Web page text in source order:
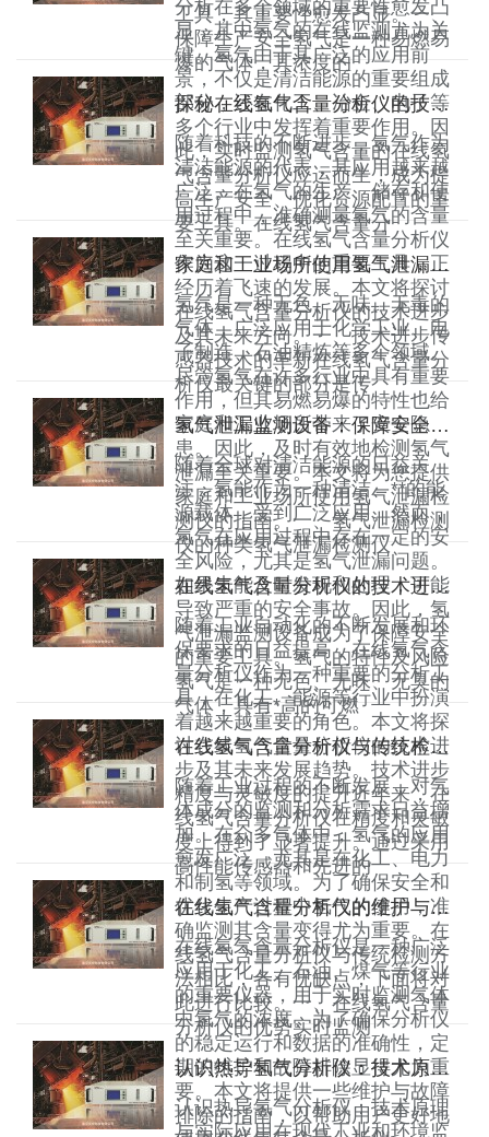
工具，其重要性愈发凸显。一、
保障生产安全氢气是一种易燃易
爆的气体，其浓度的
分析在多个领域的重要性愈发凸
显，其中氢气的在线监测尤为关
键。氢气由于其广泛的应用前
景，不仅是清洁能源的重要组成
部分，还在化工、冶金、电子等
多个行业中发挥着重要作用。因
此，实时监测氢气含量的在线氢
气含量分析仪应运而生，成为提
高生产安全、优化资源配置的重
要工具。在线氢气含量分
探秘在线氢气含量分析仪的技术进步与未来方向
随着科技的不断进步，氢气作为
清洁能源的代表，其应用越来越
广泛。在氢气的生产、储存和使
用过程中，准确测量氢气的含量
至关重要。在线氢气含量分析仪
作为这一过程中的重要工具，正
经历着飞速的发展。本文将探讨
在线氢气含量分析仪的技术进步
及其未来方向。一、技术进步传
感器技术的革新在线氢气含量分
析仪最关键的部分是传
家庭和工业场所使用氢气泄漏检测仪的指南
氢气是一种无色、无味、无毒的
气体，广泛应用于化学工业、电
子制造、石油精炼等多个领域。
尽管氢气在许多行业中具有重要
作用，但其易燃易爆的特性也给
家庭和工业场所带来了安全隐
患。因此，及时有效地检测氢气
泄漏至关重要。本文将为您提供
家庭和工业场所使用氢气泄漏检
测仪的指南。一、氢气泄漏检测
仪的种类氢气泄漏检测仪
氢气泄漏监测设备：保障安全的关键工具
随着全球对清洁能源的日益关
注，氢能作为一种清洁、**的能
源载体，受到广泛应用。然而，
氢气在应用过程中存在一定的安
全风险，尤其是氢气泄漏问题。
如果未能及时发现和处理，可能
导致严重的安全事故。因此，氢
气泄漏监测设备成为了保障安全
的重要工具。氢气的特性及风险
氢气是一种无色、无味、无臭的
气体，具有*高的可燃
在线氢气含量分析仪的技术进步与未来发展趋势
随着工业自动化的不断发展和环
保要求的日益提高，在线氢气含
量分析仪作为一种重要的分析工
具，在化工、能源等行业中扮演
着越来越重要的角色。本文将探
讨在线氢气含量分析仪的技术进
步及其未来发展趋势。技术进步
精度与灵敏度的提升近年来，在
线氢气含量分析仪在精度和灵敏
度上得到了显著提升。通过采用
高性能传感器和先进的
在线氢气含量分析仪与传统检测方法的比较
随着工业过程的不断发展，对气
体成分的监测和分析需求日益增
加。在众多气体中，氢气的应用
愈发广泛，尤其是在化工、电力
和制氢等领域。为了确保安全和
优化生产过程中氢气的使用，准
确监测其含量变得尤为重要。在
线氢气含量分析仪与传统检测方
法相比，各有优缺点，下面将对
此进行比较。一、在线氢气含量
分析仪的优势实时监测
在线氢气含量分析仪的维护与故障排除指南
在线氢气含量分析仪是一种广泛
应用于化工、石油、煤气等行业
的重要仪器，用于实时监测气体
中氢气的浓度。为了确保分析仪
的稳定运行和数据的准确性，定
期的维护和故障排除显得尤为重
要。本文将提供一些维护与故障
排除的指南，以帮助用户更好地
认识热导氢气分析仪：技术原理与实际应用
认识热导氢气分析仪：技术原理
与实际应用在现代工业和环境监